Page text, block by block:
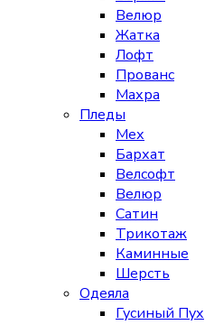
Велюр
Жатка
Лофт
Прованс
Махра
Пледы
Мех
Бархат
Велсофт
Велюр
Сатин
Трикотаж
Каминные
Шерсть
Одеяла
Гусиный Пух